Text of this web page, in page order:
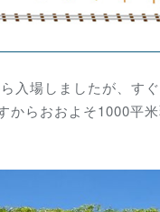
入場しましたが、す
からおおよそ1000平